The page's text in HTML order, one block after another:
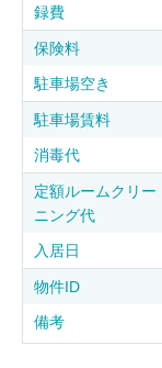
録費
保険料
駐車場空き
駐車場賃料
消毒代
定額ルームクリー
ニング代
入居日
物件ID
備考